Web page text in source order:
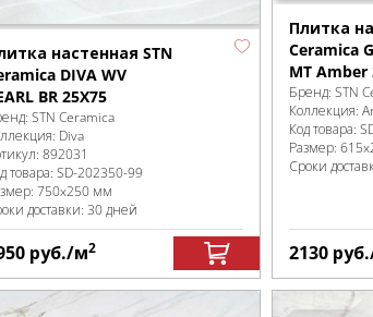
настенная STN
DIVA WV
BR 25X75
STN Ceramica
Diva
892031
товара: SD-202350-99
750x250 мм
доставки: 30 дней
руб./м2
Плитка
Ceramica
MT Amber
Бренд:STN
Коллекция:
Код товара:
Размер:
Сроки
2130 руб.